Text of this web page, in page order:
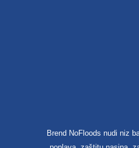
Brend NoFloods nudi niz